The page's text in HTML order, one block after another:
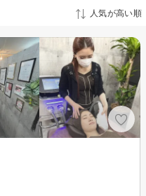
人気が高い順